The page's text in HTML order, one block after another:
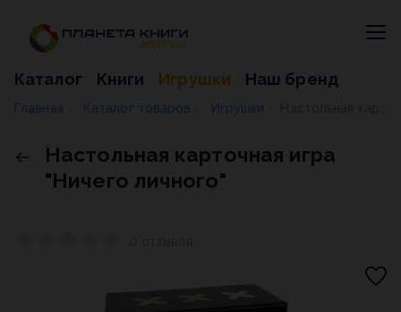
Каталог Книги Игрушки Наш бренд
Главная Каталог товаров Игрушки
Настольная карточная игра
"Ничего личного"